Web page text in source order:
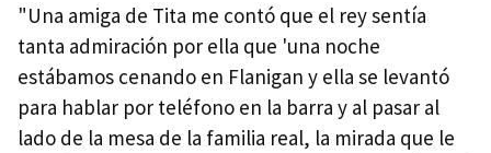
"Una amiga de Tita me contó que el rey sentía
tanta admiración por ella que 'una noche
estábamos cenando en Flanigan y ella se levantó
para hablar por teléfono en la barra y al pasar al
lado de la mesa de la familia real, la mirada que le